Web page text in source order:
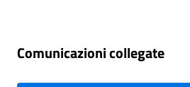
Comunicazioni collegate